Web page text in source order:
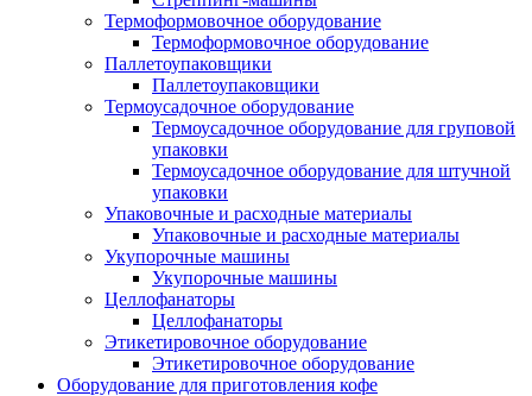
Термоформовочное оборудование
Термоформовочное оборудование
Паллетоупаковщики
Паллетоупаковщики
Термоусадочное оборудование
Термоусадочное оборудование для груповой
упаковки
Термоусадочное оборудование для штучной
упаковки
Упаковочные и расходные материалы
Упаковочные и расходные материалы
Укупорочные машины
Укупорочные машины
Целлофанаторы
Целлофанаторы
Этикетировочное оборудование
Этикетировочное оборудование
Оборудование для приготовления кофе